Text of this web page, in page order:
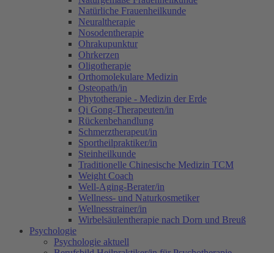
Natürliche Frauenheilkunde
Neuraltherapie
Nosodentherapie
Ohrakupunktur
Ohrkerzen
Oligotherapie
Orthomolekulare Medizin
Osteopath/in
Phytotherapie - Medizin der Erde
Qi Gong-Therapeuten/in
Rückenbehandlung
Schmerztherapeut/in
Sportheilpraktiker/in
Steinheilkunde
Traditionelle Chinesische Medizin TCM
Weight Coach
Well-Aging-Berater/in
Wellness- und Naturkosmetiker
Wellnesstrainer/in
Wirbelsäulentherapie nach Dorn und Breuß
Psychologie
Psychologie aktuell